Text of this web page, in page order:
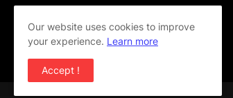
Our website uses cookies to improve
your experience. Learn more
Accept !